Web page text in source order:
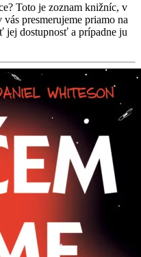
Toto je zoznam knižníc, v
presmerujeme priamo na
jej dostupnosť a prípadne ju